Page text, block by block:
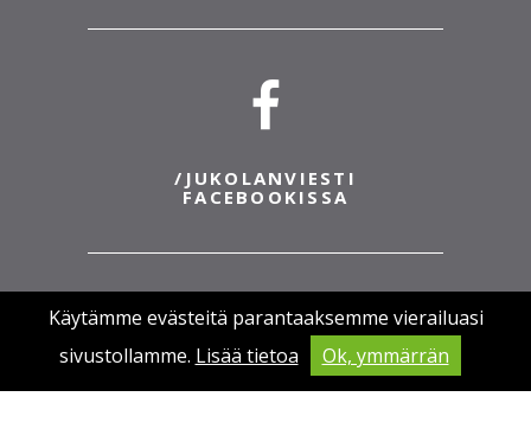
/JUKOLANVIESTI
FACEBOOKISSA
@JUKOLANVIESTI
Käytämme evästeitä parantaaksemme vierailuasi
sivustollamme. Lisää tietoa Ok, ymmärrän